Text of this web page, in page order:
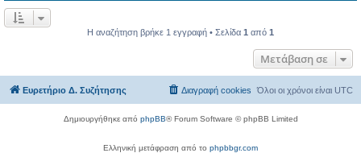
Η αναζήτηση βρήκε 1 εγγραφή • Σελίδα 1 από 1
Μετάβαση σε
Ευρετήριο Δ. Συζήτησης Όλοι οι χρόνοι είναι UTC
Διαγραφή cookies
Δημιουργήθηκε από phpBB® Forum Software © phpBB Limited
Ελληνική μετάφραση από το phpbbgr.com